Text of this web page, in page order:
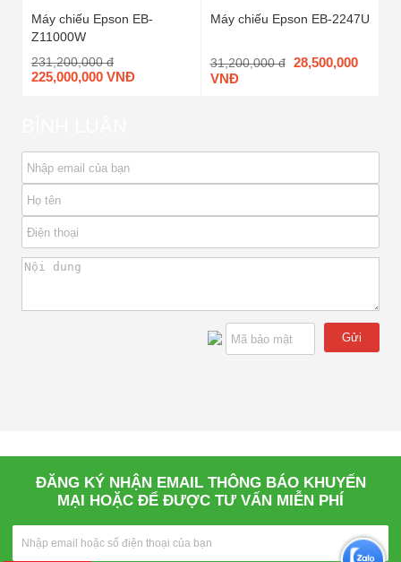
Máy chiếu Epson EB-
Z11000W
231,200,000 đ
225,000,000 VNĐ
Máy chiếu Epson EB-2247U
31,200,000 đ 28,500,000
VNĐ
Gửi
ĐĂNG KÝ NHẬN EMAIL THÔNG BÁO KHUYẾN
MẠI HOẶC ĐỂ ĐƯỢC TƯ VẤN MIỄN PHÍ